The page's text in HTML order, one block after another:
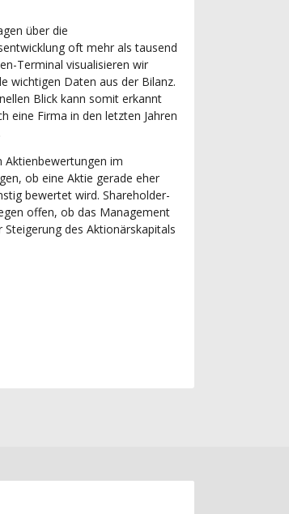
über die
oft mehr als tausend
Terminal visualisieren wir
wichtigen Daten aus der Bilanz.
Blick kann somit erkannt
eine Firma in den letzten Jahren
Aktienbewertungen im
ob eine Aktie gerade eher
bewertet wird. Shareholder-
offen, ob das Management
Steigerung des Aktionärskapitals